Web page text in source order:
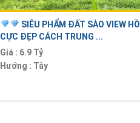
SIÊU PHẨM ĐẤT SÀO VIEW HỒ
CỰC ĐẸP CÁCH TRUNG ...
Giá : 6.9 Tỷ
Hướng : Tây